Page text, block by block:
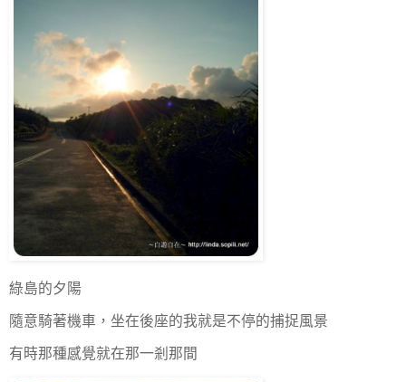
綠島的夕陽
隨意騎著機車，坐在後座的我就是不停的捕捉風景
有時那種感覺就在那一剎那間